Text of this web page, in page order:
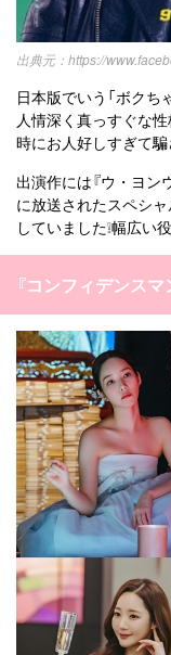
https://
日本版でいう「ボクち
人情深く真っすぐな性
時にお人好しすぎて
出演作には『ウ・ヨン
に放送されたスペシャ
していました❕幅広い
『コンフィデンス